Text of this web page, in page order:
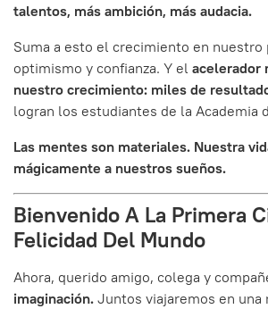
talentos, más ambición, más audacia.
Suma a esto el crecimiento en nuestro
optimismo y confianza. Y el acelerador
nuestro crecimiento: miles de
logran los estudiantes de la Academia
Las mentes son materiales. Nuestra
mágicamente a nuestros sueños.
Bienvenido A La Primera
Felicidad Del Mundo
Ahora, querido amigo, colega y
imaginación. Juntos viajaremos en una